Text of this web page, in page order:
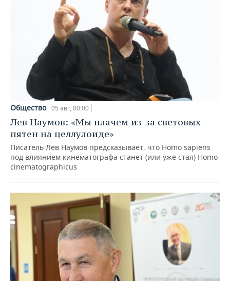
Общество 05 авг, 00:00
Лев Наумов: «Мы плачем из-за световых
пятен на целлулоиде»
Писатель Лев Наумов предсказывает, что Homo sapiens
под влиянием кинематографа станет (или уже стал) Homo
cinematographicus